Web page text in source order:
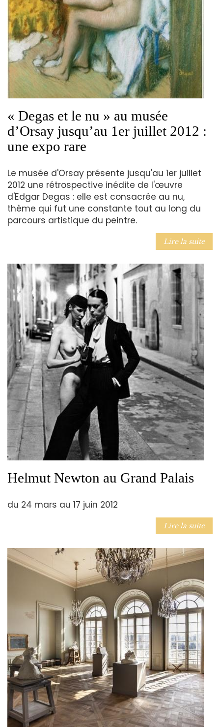
« Degas et le nu » au musée
d’Orsay jusqu’au 1er juillet 2012 :
une expo rare
Le musée d'Orsay présente jusqu'au 1er juillet
2012 une rétrospective inédite de l'œuvre
d'Edgar Degas : elle est consacrée au nu,
thème qui fut une constante tout au long du
parcours artistique du peintre.
Lire la suite
Helmut Newton au Grand Palais
du 24 mars au 17 juin 2012
Lire la suite